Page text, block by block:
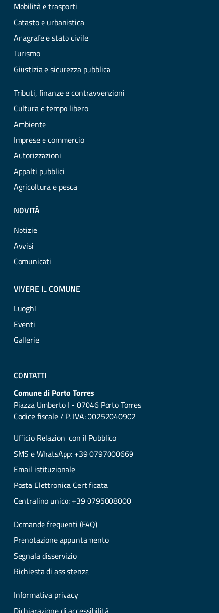
Mobilità e trasporti
Catasto e urbanistica
Anagrafe e stato civile
Turismo
Giustizia e sicurezza pubblica
Tributi, finanze e contravvenzioni
Cultura e tempo libero
Ambiente
Imprese e commercio
Autorizzazioni
Appalti pubblici
Agricoltura e pesca
NOVITÀ
Notizie
Avvisi
Comunicati
VIVERE IL COMUNE
Luoghi
Eventi
Gallerie
CONTATTI
Comune di Porto Torres
Piazza Umberto I - 07046 Porto Torres
Codice fiscale / P. IVA: 00252040902
Ufficio Relazioni con il Pubblico
SMS e WhatsApp: +39 0797000669
Email istituzionale
Posta Elettronica Certificata
Centralino unico: +39 0795008000
Domande frequenti (FAQ)
Prenotazione appuntamento
Segnala disservizio
Richiesta di assistenza
Informativa privacy
Dichiarazione di accessibilità